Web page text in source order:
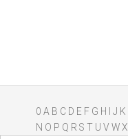
0 A B C D E F G H J K
N O P Q R S T U V WX